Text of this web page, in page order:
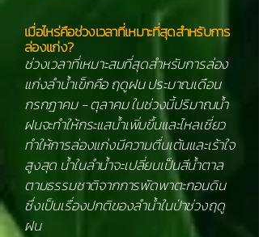
เมื่อไหร่คือช่วงเวลาที่เหมาะที่สุดสำหรับการ
ล่องแก่ง?
ช่วงเวลาที่เหมาะสมที่สุดสำหรับการล่อง
แก่งลำน้ำเข็กคือ ฤดูฝน ประมาณเดือน
กรกฎาคม - ตุลาคม ในช่วงนี้ปริมาณน้ำ
ฝนจะทำให้กระแสน้ำเพิ่มขึ้นและไหลเชี่ยว
ทำให้การล่องแก่งมีความตื่นเต้นและเร้าใจ
สูงสุด น้ำในลำน้ำจะเปลี่ยนเป็นสีน้ำตาล
ตามธรรมชาติจากการพัดพาตะกอนดิน
ซึ่งเป็นเรื่องปกติของลำน้ำในป่าช่วงฤดู
ฝน